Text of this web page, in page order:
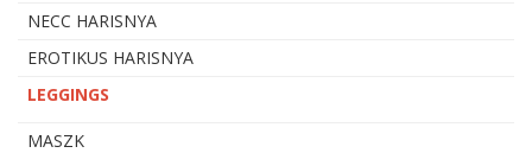
NECC HARISNYA
EROTIKUS HARISNYA
LEGGINGS
MASZK